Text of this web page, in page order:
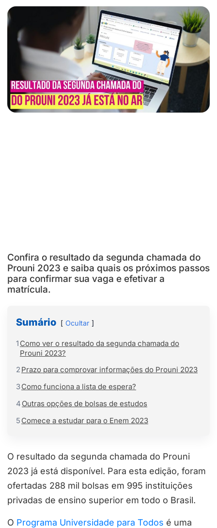
Confira o resultado da segunda chamada do
Prouni 2023 e saiba quais os próximos passos
para confirmar sua vaga e efetivar a
matrícula.
Sumário Ocultar
1 Como ver o resultado da segunda chamada do
Prouni 2023?
2 Prazo para comprovar informações do Prouni 2023
3Como funciona a lista de espera?
4 Outras opções de bolsas de estudos
5 Comece a estudar para o Enem 2023
O resultado da segunda chamada do Prouni
2023 já está disponível. Para esta edição, foram
ofertadas 288 mil bolsas em 995 instituições
privadas de ensino superior em todo o Brasil.
O Programa Universidade para Todos é uma